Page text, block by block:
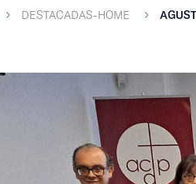
DESTACADAS-HOME